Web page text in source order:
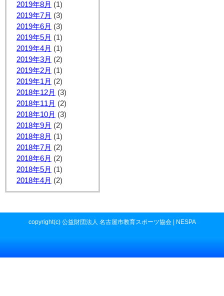
2019年8月 (1)
2019年7月 (3)
2019年6月 (3)
2019年5月 (1)
2019年4月 (1)
2019年3月 (2)
2019年2月 (1)
2019年1月 (2)
2018年12月 (3)
2018年11月 (2)
2018年10月 (3)
2018年9月 (2)
2018年8月 (1)
2018年7月 (2)
2018年6月 (2)
2018年5月 (1)
2018年4月 (2)
copyright(c) 公益財団法人 名古屋市教育スポーツ協会 | NESPA